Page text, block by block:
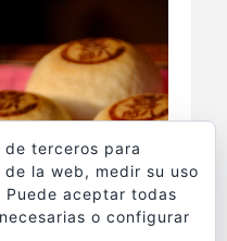
terceros para
la web, medir su uso
aceptar todas
o configurar